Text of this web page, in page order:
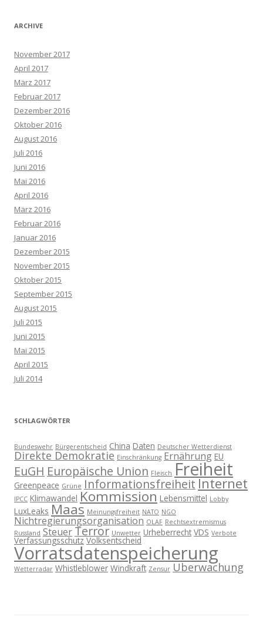
ARCHIVE
November 2017
April 2017
März 2017
Februar 2017
Dezember 2016
Oktober 2016
August 2016
Juli 2016
Juni 2016
Mai 2016
April 2016
März 2016
Februar 2016
Januar 2016
Dezember 2015
November 2015
Oktober 2015
September 2015
August 2015
Juli 2015
Juni 2015
Mai 2015
April 2015
Juli 2014
SCHLAGWÖRTER
Bundeswehr Bürgerentscheid China Daten Deutscher Wetterdienst
Direkte Demokratie Einschränkung Ernährung EU
EuGH Europäische Union Fleisch Freiheit
Greenpeace Grüne InformationsfreiheitInternet
IPCC Klimawandel Kommission Lebensmittel Lobby
LuxLeaks Maas Meinungsfreiheit NATO NGO
Nichtregierungsorganisation OLAF Rechtsextremismus
Russland SteuerTerror Unwetter Urheberrecht VDS Verbote
Verfassungsschutz Volksentscheid
Vorratsdatenspeicherung
Wetterradar Whistleblower Windkraft Zensur Überwachung